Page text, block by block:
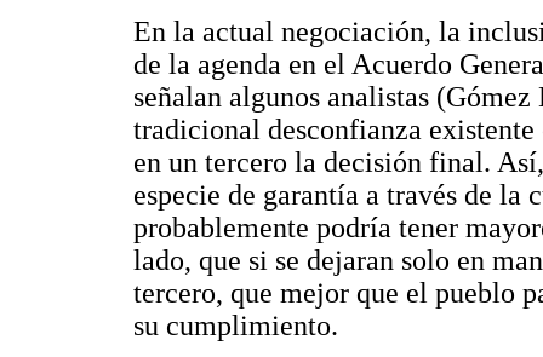
En la actual negociación, la
de la agenda en el Acuerdo
señalan algunos analistas
tradicional desconfianza
en un tercero la decisión final.
especie de garantía a través de la
probablemente podría tener
lado, que si se dejaran solo en
tercero, que mejor que el pueblo
su cumplimiento.